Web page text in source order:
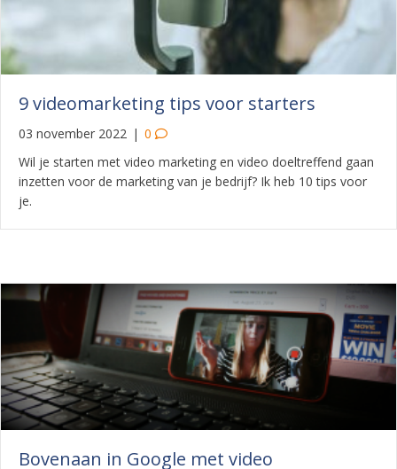
9 videomarketing tips voor starters
03 november 2022 | 0
Wil je starten met video marketing en video doeltreffend gaan
inzetten voor de marketing van je bedrijf? Ik heb 10 tips voor
je.
Bovenaan in Google met video